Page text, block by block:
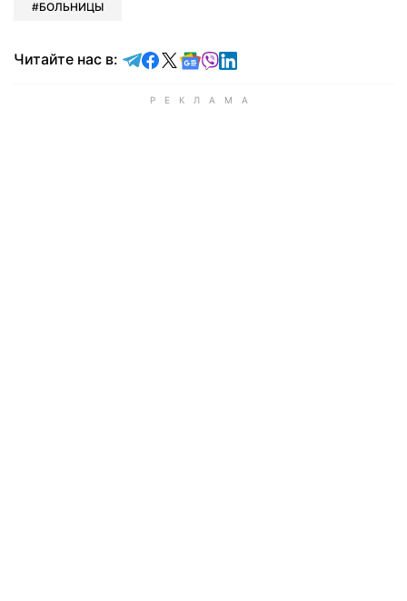
БОЛЬНИЦЫ
Читайте нас в: Читайте в Telegram
Читайте в Facebook
Читайте в X
Читайте в Google news
Читайте в Viber
Читайте в LinkedIn